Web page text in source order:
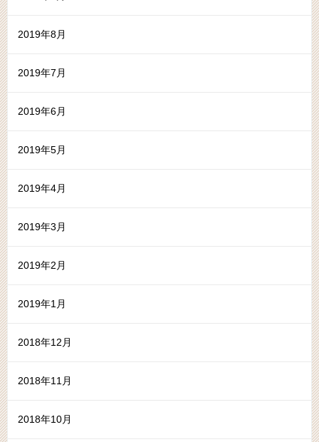
2019年8月
2019年7月
2019年6月
2019年5月
2019年4月
2019年3月
2019年2月
2019年1月
2018年12月
2018年11月
2018年10月